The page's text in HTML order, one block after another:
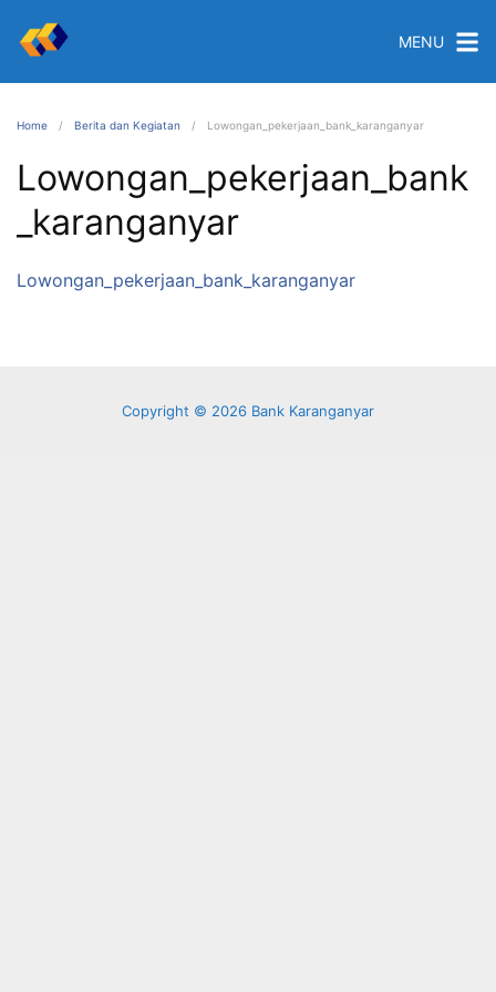
MENU
Home Berita dan Kegiatan Lowongan_pekerjaan_bank_karanganyar
Lowongan_pekerjaan_bank
_karanganyar
Lowongan_pekerjaan_bank_karanganyar
Copyright © 2026 Bank Karanganyar